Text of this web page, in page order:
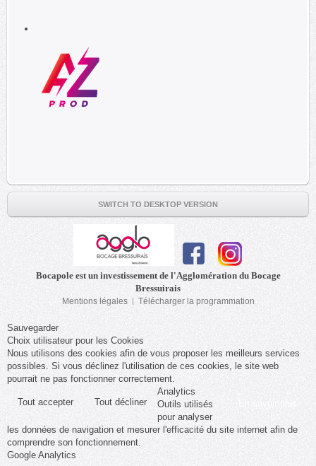
SWITCH TO DESKTOP VERSION
Bocapole est un investissement de l'Agglomération du Bocage
Bressuirais
Mentions légales Télécharger la programmation
Sauvegarder
Choix utilisateur pour les Cookies
Nous utilisons des cookies afin de vous proposer les meilleurs services
possibles. Si vous déclinez l'utilisation de ces cookies, le site web
pourrait ne pas fonctionner correctement.
Tout accepter Tout décliner
Analytics
Outils utilisés
pour analyser
les données de navigation et mesurer l'efficacité du site internet afin de
comprendre son fonctionnement.
Google Analytics